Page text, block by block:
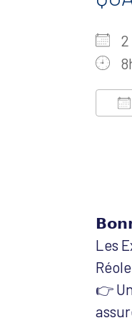
Les
👉